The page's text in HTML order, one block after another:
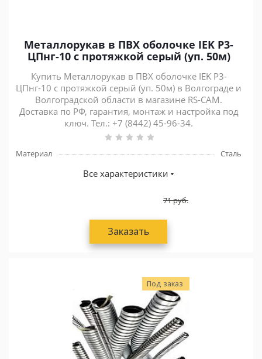
Металлорукав в ПВХ оболочке IEK Р3-
ЦПнг-10 с протяжкой серый (уп. 50м)
Купить Металлорукав в ПВХ оболочке IEK Р3-
ЦПнг-10 с протяжкой серый (уп. 50м) в Волгограде и
Волгоградской области в магазине RS-CAM.
Доставка по РФ, гарантия, монтаж и настройка под
ключ. Тел.: +7 (8442) 45-96-34.
Материал Сталь
Все характеристики
71руб.
Заказать
Под заказ